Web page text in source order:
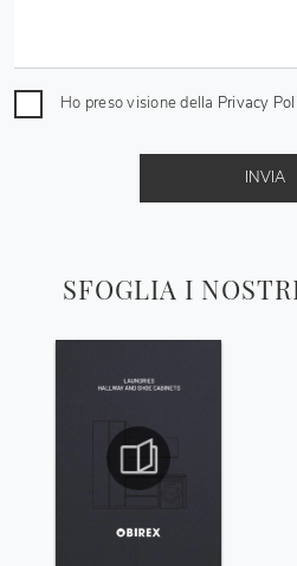
SFOGLIA I
Ho preso visione della Privacy
INVIA